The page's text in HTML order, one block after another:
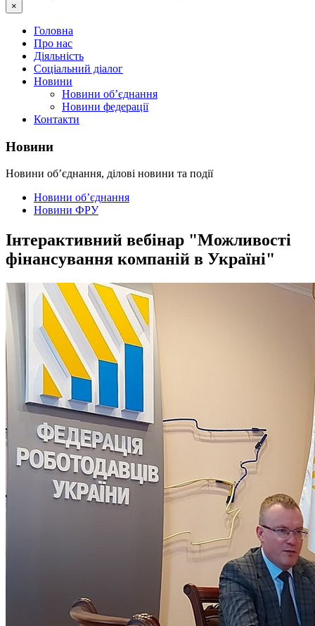
×
Головна
Про нас
Діяльність
Соціальний діалог
Новини
Новини об’єднання
Новини федерації
Контакти
Новини
Новини об’єднання, ділові новини та події
Новини об’єднання
Новини ФРУ
Інтерактивний вебінар "Можливості
фінансування компаній в Україні"